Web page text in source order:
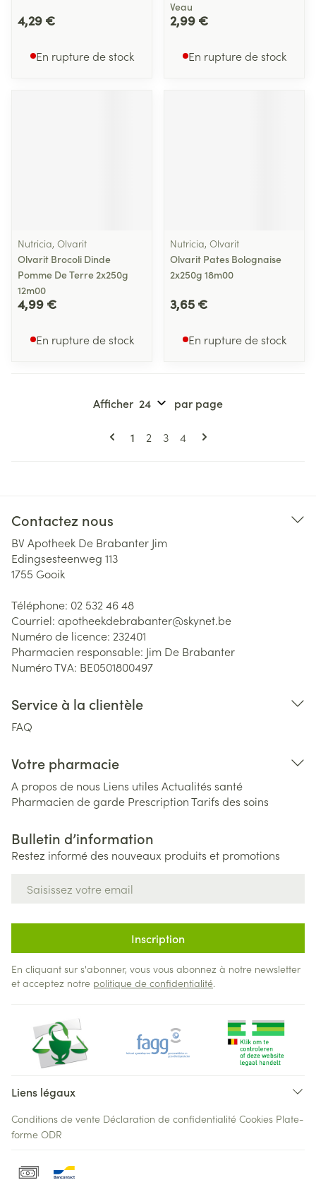
4,29 €
En rupture de stock
Veau
2,99 €
En rupture de stock
Nutricia, Olvarit
Olvarit Brocoli Dinde
Pomme De Terre 2x250g
12m00
4,99 €
En rupture de stock
Nutricia, Olvarit
Olvarit Pates Bolognaise
2x250g 18m00
3,65 €
En rupture de stock
Pages
Vous lisez actuellement la page
1 Page
2 Page
3 Page
4
Afficher par page
Contactez nous
BV Apotheek De Brabanter Jim
Edingsesteenweg 113
1755 Gooik
Téléphone: 02 532 46 48
Courriel: apotheekdebrabanter@skynet.be
Numéro de licence: 232401
Pharmacien responsable: Jim De Brabanter
Numéro TVA: BE0501800497
Service à la clientèle
FAQ
Votre pharmacie
A propos de nous Liens utiles Actualités santé
Pharmacien de garde PrescriptionTarifs des soins
Bulletin d’information
Restez informé des nouveaux produits et promotions
Inscription
En cliquant sur s'abonner, vous vous abonnez à notre newsletter
et acceptez notre politique de confidentialité.
Liens légaux
Conditions de vente Déclaration de confidentialité Cookies Plate-
forme ODR